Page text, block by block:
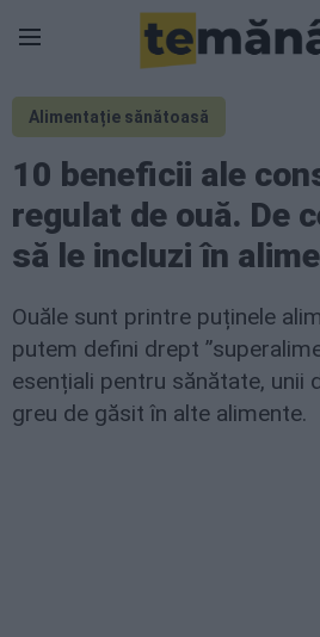
Alimentație sănătoasă
10 beneficii ale
regulat de ouă. De
să le incluzi în
Ouăle sunt printre puținele
putem defini drept
esențiali pentru sănătate, unii
greu de găsit în alte alimente.